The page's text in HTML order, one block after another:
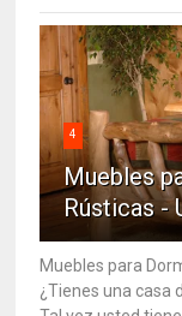
4
Muebles
Rústicas -
Muebles para
¿Tienes una casa